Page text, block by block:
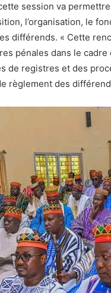
session va
l’organisation, le
différends. « Cette
pénales dans le
de registres et des
règlement des